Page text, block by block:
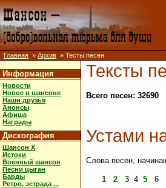
Главная » Архив » Тесты песен
Информация
Новости
Новое в шансоне
Наши друзья
Анонсы
Афиша
Награды
Дискография
Шансон X
Истоки
Военный шансон
Песни цыган
Барды
Ретро, эстрада ...
Тексты
Всего песен: 32690
Устами
Слова песен,
1 2 3 4 5 6